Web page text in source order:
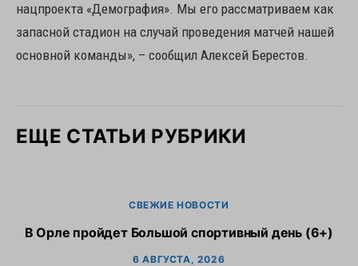
нацпроекта «Демография». Мы его рассматриваем как
запасной стадион на случай проведения матчей нашей
основной команды», – сообщил Алексей Берестов.
ЕЩЕ СТАТЬИ РУБРИКИ
СВЕЖИЕ НОВОСТИ
В Орле пройдет Большой спортивный день (6+)
6 АВГУСТА, 2026